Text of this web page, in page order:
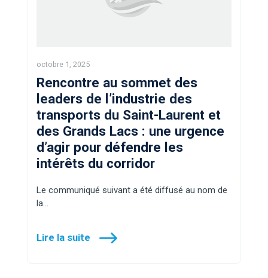
octobre 1, 2025
Rencontre au sommet des
leaders de l’industrie des
transports du Saint-Laurent et
des Grands Lacs : une urgence
d’agir pour défendre les
intérêts du corridor
Le communiqué suivant a été diffusé au nom de
la…
Lire la suite